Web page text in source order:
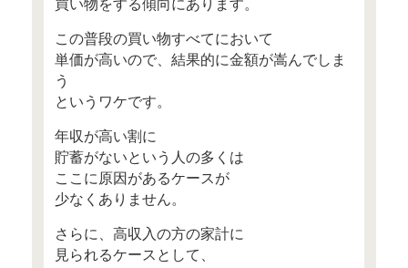
高収入なのに貯蓄ゼロのワ
みなさん、こんにちは！
FP Cafeを運営している
(株)Money＆Youの高山一恵で
あっという間に12月ですね。